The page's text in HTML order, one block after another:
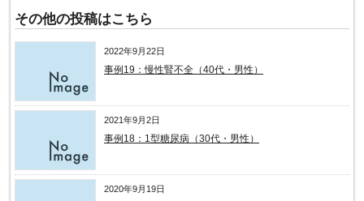
その他の投稿はこちら
2022年9月22日
事例19：慢性腎不全（40代・男性）
2021年9月2日
事例18：1型糖尿病（30代・男性）
2020年9月19日